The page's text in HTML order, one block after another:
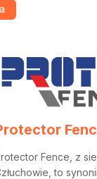
Fence, z
to